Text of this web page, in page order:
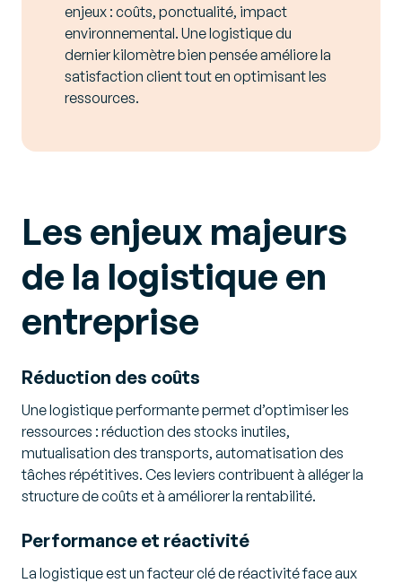
enjeux : coûts, ponctualité, impact
environnemental. Une logistique du
dernier kilomètre bien pensée améliore la
satisfaction client tout en optimisant les
ressources.
Les enjeux majeurs
de la logistique en
entreprise
Réduction des coûts
Une logistique performante permet d’optimiser les
ressources : réduction des stocks inutiles,
mutualisation des transports, automatisation des
tâches répétitives. Ces leviers contribuent à alléger la
structure de coûts et à améliorer la rentabilité.
Performance et réactivité
La logistique est un facteur clé de réactivité face aux